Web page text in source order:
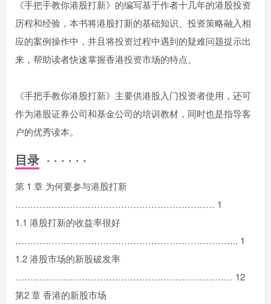
《手把手教你港股打新》的编写基于作者十几年的港股投资
历程和经验，本书将港股打新的基础知识、投资策略融入相
应的案例操作中，并且将投资过程中遇到的疑难问题提示出
来，帮助读者快速掌握香港投资市场的特点。
《手把手教你港股打新》主要供港股入门投资者使用，还可
作为港股证券公司和基金公司的培训教材，同时也是指导客
户的优秀读本。
目录 · · · · · ·
第 1 章 为何要参与港股打新
………………………………………………………… 1
1.1 港股打新的收益率很好
……………………………………………………………….. 1
1.2 港股市场的新股破发率
……………………………………………………………… 12
第2 章 香港的新股市场